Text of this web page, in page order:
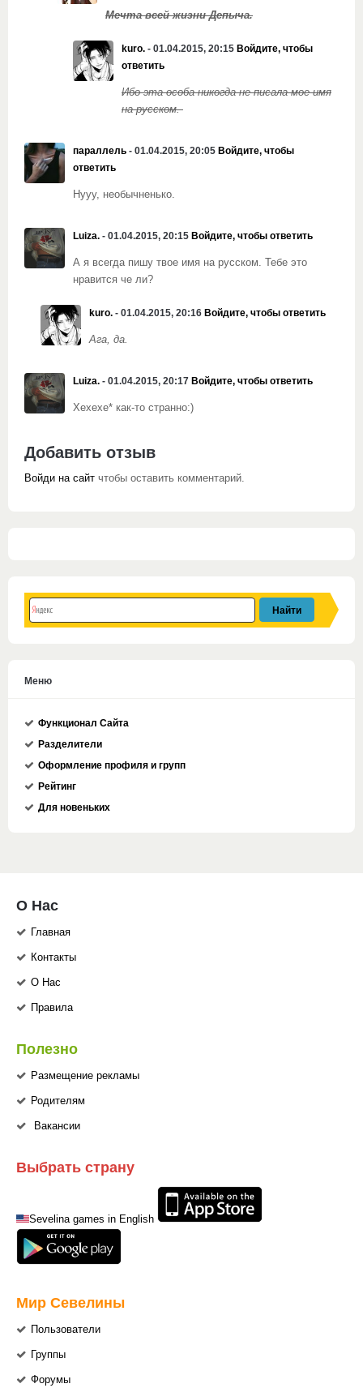
Мечта всей жизни Депыча.
kuro. - 01.04.2015, 20:15 Войдите, чтобы
ответить
Ибо эта особа никогда не писала мое имя
на русском.
параллель - 01.04.2015, 20:05 Войдите, чтобы
ответить
Нууу, необычненько.
Luiza. - 01.04.2015, 20:15 Войдите, чтобы ответить
А я всегда пишу твое имя на русском. Тебе это
нравится че ли?
kuro. - 01.04.2015, 20:16 Войдите, чтобы ответить
Ага, да.
Luiza. - 01.04.2015, 20:17 Войдите, чтобы ответить
Хехехе* как-то странно:)
Добавить отзыв
Войди на сайт чтобы оставить комментарий.
Меню
Функционал Сайта
Разделители
Оформление профиля и групп
Рейтинг
Для новеньких
О Нас
Главная
Контакты
О Нас
Правила
Полезно
Размещение рекламы
Родителям
Вакансии
Выбрать страну
Sevelina games in English
Мир Севелины
Пользователи
Группы
Форумы